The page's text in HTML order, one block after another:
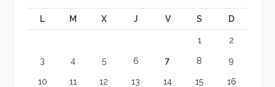
L M X J V S D
1 2
3 4 5 6 7 8 9
10 11 12 13 14 15 16